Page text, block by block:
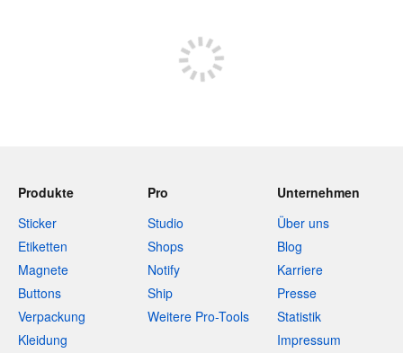
Produkte
Sticker
Etiketten
Magnete
Buttons
Verpackung
Kleidung
Pro
Studio
Shops
Notify
Ship
Weitere Pro-Tools
Unternehmen
Über uns
Blog
Karriere
Presse
Statistik
Impressum